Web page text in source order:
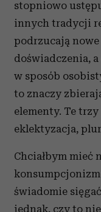
stopniowo
innych tradycji
podrzucają
doświadczenia,
w sposób
to znaczy
elementy. Te
eklektyzacja,
Chciałbym mieć
świadomie
jednak, czy to